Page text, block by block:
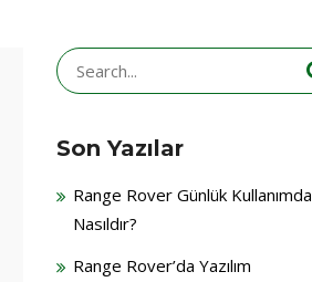
Search
for:
Son Yazılar
Range Rover Günlük Kullanımda
Nasıldır?
Range Rover’da Yazılım